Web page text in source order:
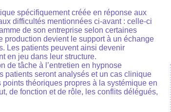
spécifiquement créée en réponse aux
difficultés mentionnées ci-avant : celle-ci
de son entreprise selon certaines
production devient le support à un échange
Les patients peuvent ainsi devenir
en jeu dans leur structure.
de tâche à l’entretien en hypnose
patients seront analysés et un cas clinique
théoriques propres à la systémique en
de fonction et de rôle, les conflits délégués,